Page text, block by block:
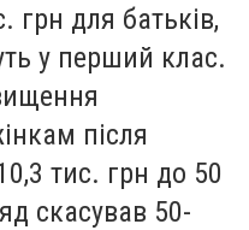
грн для батьків,
у перший клас.
після
тис. грн до 50
скасував 50-